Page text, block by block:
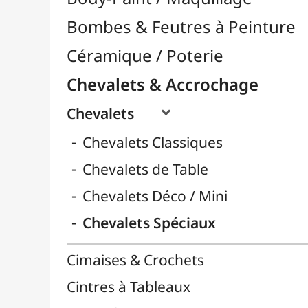
Chevalets de Table
Chevalets Déco / Mini
Chevalets Spéciaux
Cintres à Tableaux
Tables à Dessin
Enfants / Scolaire
Esquisse & Dessin
Feutres & Stylos
Librairie / Livres
Médiums, Vernis & Colles
Modelage / Sculpture
Peintures / Couleurs
Pinceaux & Outils